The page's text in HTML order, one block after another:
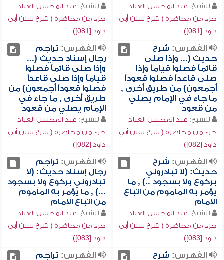
للشيخ: عبد المحسن العباد
جزء من محاضرة ( شرح سنن أبي
داود [081])
للشيخ: عبد المحسن العباد
جزء من محاضرة ( شرح سنن أبي
داود [081])
الفهرس: شرح
حديث (... وإذا صلى
قائماً فصلوا قياماً وإذا
صلى قاعداً فصلوا قعوداً
أجمعون) من طريق أخرى ,
ما جاء في الإمام يصلي
من قعود
للشيخ: عبد المحسن العباد
جزء من محاضرة ( شرح سنن أبي
داود [082])
الفهرس: تراجم
رجال إسناد حديث (...
وإذا صلى قائماً فصلوا
قياماً وإذا صلى قاعداً
فصلوا قعوداً أجمعون) من
طريق أخرى , ما جاء في
الإمام يصلي من قعود
للشيخ: عبد المحسن العباد
جزء من محاضرة ( شرح سنن أبي
داود [082])
الفهرس: شرح
حديث: (لا تبادروني
بركوع ولا بسجود ..) , ما
يؤمر به المأموم من اتباع
الإمام
للشيخ: عبد المحسن العباد
جزء من محاضرة ( شرح سنن أبي
داود [083])
الفهرس: تراجم
رجال إسناد حديث: (لا
تبادروني بركوع ولا بسجود
...) , ما يؤمر به المأموم
من اتباع الإمام
للشيخ: عبد المحسن العباد
جزء من محاضرة ( شرح سنن أبي
داود [083])
الفهرس: شرح
الفهرس: تراجم